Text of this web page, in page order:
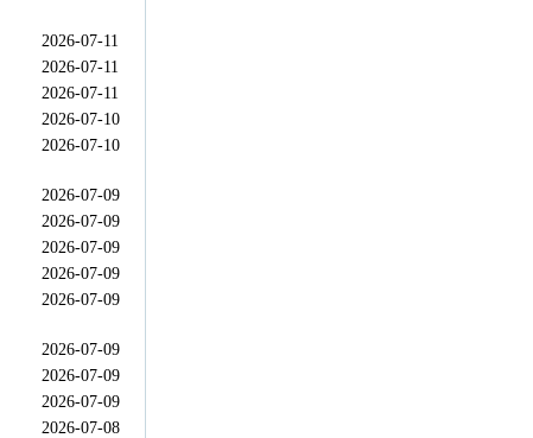
2026-07-11
2026-07-11
2026-07-11
2026-07-10
2026-07-10
2026-07-09
2026-07-09
2026-07-09
2026-07-09
2026-07-09
2026-07-09
2026-07-09
2026-07-09
2026-07-08